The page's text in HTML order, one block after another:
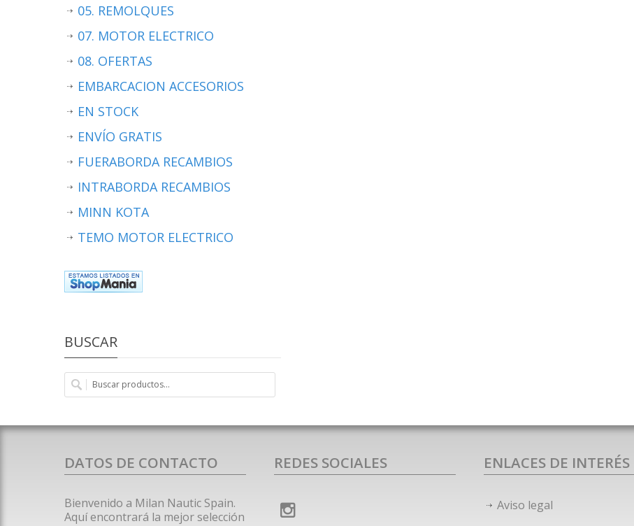
05. REMOLQUES
07. MOTOR ELECTRICO
08. OFERTAS
EMBARCACION ACCESORIOS
EN STOCK
ENVÍO GRATIS
FUERABORDA RECAMBIOS
INTRABORDA RECAMBIOS
MINN KOTA
TEMO MOTOR ELECTRICO
BUSCAR
DATOS DE CONTACTO
Bienvenido a Milan Nautic Spain.
Aquí encontrará la mejor selección
REDES SOCIALES ENLACES DE INTERÉS
Aviso legal